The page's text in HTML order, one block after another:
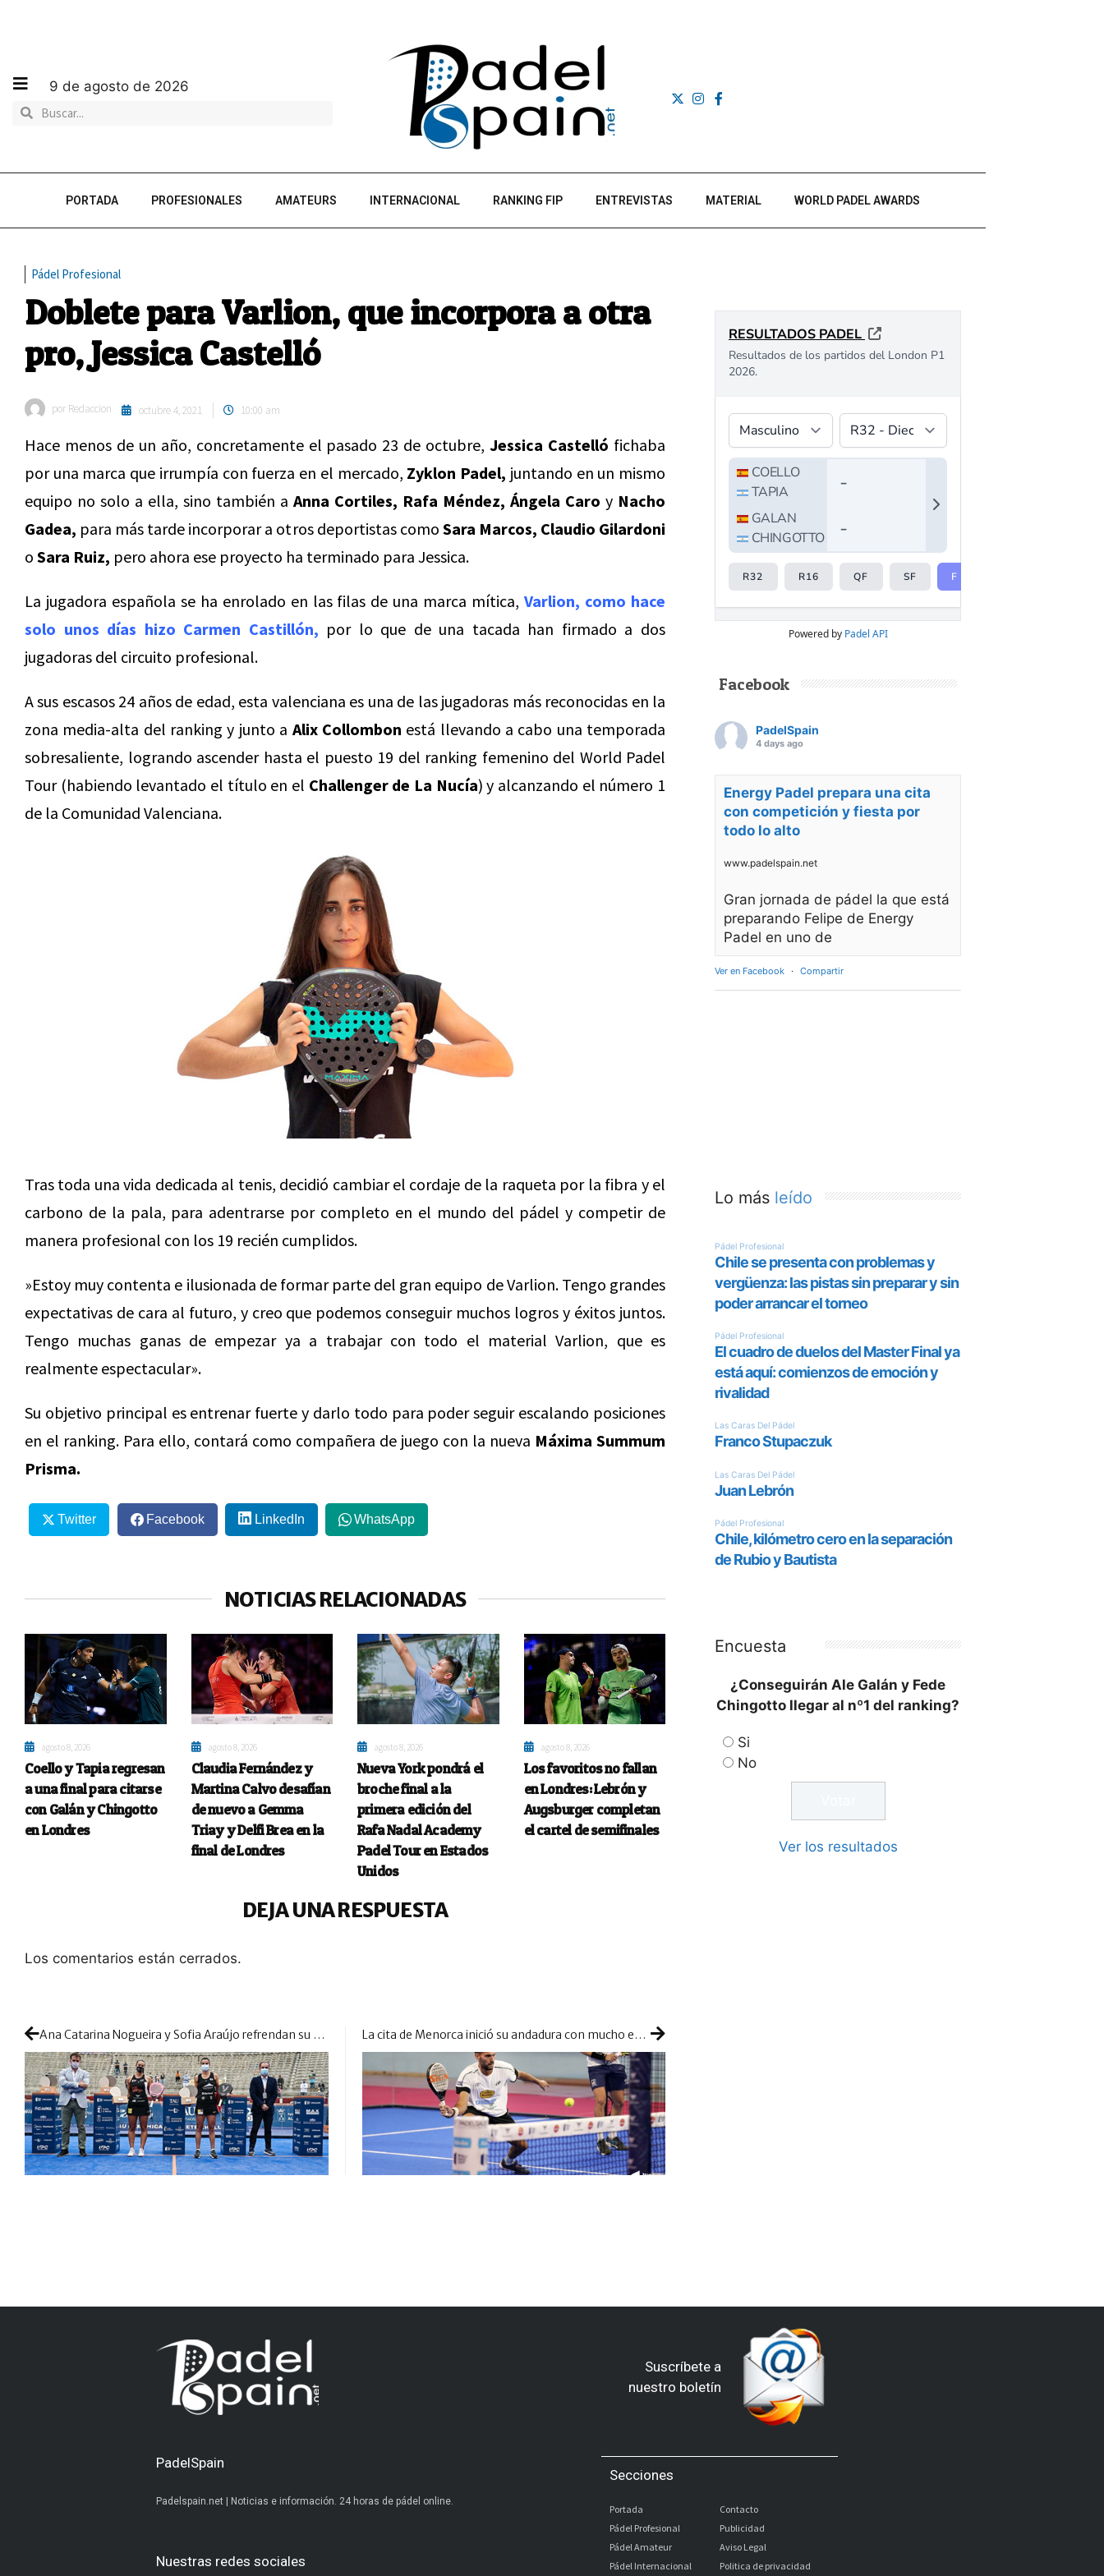
9 de agosto de 2026
PORTADA PROFESIONALES AMATEURS INTERNACIONAL RANKING FIP ENTREVISTAS MATERIAL WORLD PADEL AWARDS
Pádel Profesional
Doblete para Varlion, que incorpora a otra
pro, Jessica Castelló
por Redaccion octubre 4, 2021 10:00 am
Hace menos de un año, concretamente el pasado 23 de octubre,Jessica Castelló fichaba
por una marca que irrumpía con fuerza en el mercado, Zyklon Padel, juntando en un mismo
equipo no solo a ella, sino también a Anna Cortiles, Rafa Méndez, Ángela Caro y Nacho
Gadea, para más tarde incorporar a otros deportistas como Sara Marcos, Claudio Gilardoni
o Sara Ruiz, pero ahora ese proyecto ha terminado para Jessica.
La jugadora española se ha enrolado en las filas de una marca mítica,Varlion, como hace
solo unos días hizo Carmen Castillón, por lo que de una tacada han firmado a dos
jugadoras del circuito profesional.
A sus escasos 24 años de edad, esta valenciana es una de las jugadoras más reconocidas en la
zona media-alta del ranking y junto a Alix Collombon está llevando a cabo una temporada
sobresaliente, logrando ascender hasta el puesto 19 del ranking femenino del World Padel
Tour (habiendo levantado el título en el Challenger de La Nucía) y alcanzando el número 1
de la Comunidad Valenciana.
Tras toda una vida dedicada al tenis, decidió cambiar el cordaje de la raqueta por la fibra y el
carbono de la pala, para adentrarse por completo en el mundo del pádel y competir de
manera profesional con los 19 recién cumplidos.
»Estoy muy contenta e ilusionada de formar parte del gran equipo de Varlion. Tengo grandes
expectativas de cara al futuro, y creo que podemos conseguir muchos logros y éxitos juntos.
Tengo muchas ganas de empezar ya a trabajar con todo el material Varlion, que es
realmente espectacular».
Su objetivo principal es entrenar fuerte y darlo todo para poder seguir escalando posiciones
en el ranking. Para ello, contará como compañera de juego con la nueva Máxima Summum
Prisma.
Twitter Facebook LinkedIn WhatsApp
NOTICIAS RELACIONADAS
agosto 8, 2026
Coello y Tapia regresan
a una final para citarse
con Galán y Chingotto
en Londres
agosto 8, 2026
Claudia Fernández y
Martina Calvo desafían
de nuevo a Gemma
Triay y Delfi Brea en la
final de Londres
agosto 8, 2026
Nueva York pondrá el
broche final a la
primera edición del
Rafa Nadal Academy
Padel Tour en Estados
Unidos
agosto 8, 2026
Los favoritos no fallan
en Londres: Lebrón y
Augsburger completan
el cartel de semifinales
DEJA UNA RESPUESTA
Los comentarios están cerrados.
Ana Catarina Nogueira y Sofia Araújo refrendan su crecimiento y se estrenan como pareja La cita de Menorca inició su andadura con mucho en juego
Powered by Padel API
Facebook
PadelSpain
4 days ago
Energy Padel prepara una cita
con competición y fiesta por
todo lo alto
www.padelspain.net
Gran jornada de pádel la que está
preparando Felipe de Energy
Padel en uno de
Ver en Facebook · Compartir
Lo más leído
Encuesta
¿Conseguirán Ale Galán y Fede
Chingotto llegar al nº1 del ranking?
Si
No
Ver los resultados
Suscríbete a
nuestro boletín
PadelSpain
Padelspain.net | Noticias e información. 24 horas de pádel online.
Nuestras redes sociales
Secciones
Portada
Pádel Profesional
Pádel Amateur
Pádel Internacional
Contacto
Publicidad
Aviso Legal
Politica de privacidad